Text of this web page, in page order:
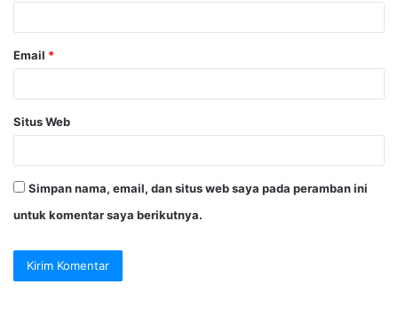
Email *
Situs Web
Simpan nama, email, dan situs web saya pada peramban ini
untuk komentar saya berikutnya.